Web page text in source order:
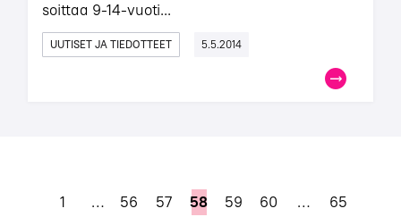
soittaa 9-14-vuoti...
UUTISET JA TIEDOTTEET 5.5.2014
1 … 56 57 58 59 60 … 65